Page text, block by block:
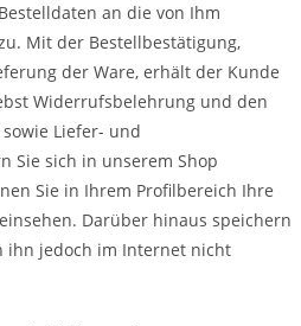
an die von Ihm
Mit der Bestellbestätigung,
der Ware, erhält der Kunde
Widerrufsbelehrung und den
Liefer- und
Sie sich in unserem Shop
Sie in Ihrem Profilbereich Ihre
Darüber hinaus speichern
ihn jedoch im Internet nicht